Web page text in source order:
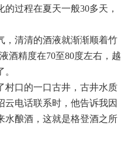
过程在夏天一般30多天，
，清清的酒液就渐渐顺着竹
酒精度在70至80度左右，越
村口的一口古井，古井水质
电话联系时，他告诉我因
水酿酒，这就是格登酒之所